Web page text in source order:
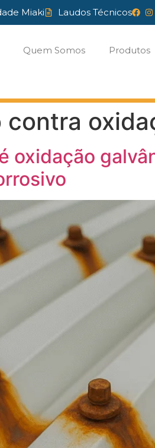
Miaki Laudos Técnicos
Quem Somos Produtos
contra
oxidação